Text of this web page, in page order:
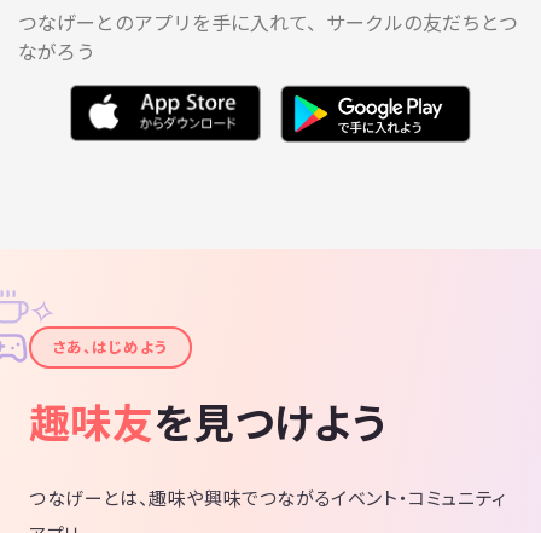
つなげーとのアプリを手に入れて、サークルの友だちとつ
ながろう
✦
✧
さあ、はじめよう
趣味友を見つけよう
つなげーとは、趣味や興味でつながるイベント・コミュニティ